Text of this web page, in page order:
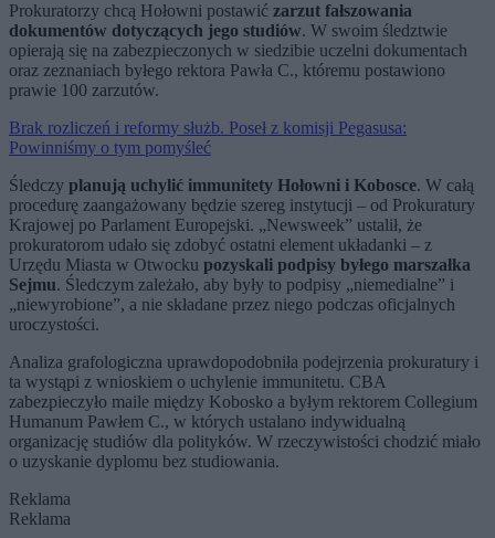
Prokuratorzy chcą Hołowni postawić zarzut fałszowania
dokumentów dotyczących jego studiów. W swoim śledztwie
opierają się na zabezpieczonych w siedzibie uczelni dokumentach
oraz zeznaniach byłego rektora Pawła C., któremu postawiono
prawie 100 zarzutów.
Brak rozliczeń i reformy służb. Poseł z komisji Pegasusa:
Powinniśmy o tym pomyśleć
Śledczy planują uchylić immunitety Hołowni i Kobosce. W całą
procedurę zaangażowany będzie szereg instytucji – od Prokuratury
Krajowej po Parlament Europejski. „Newsweek” ustalił, że
prokuratorom udało się zdobyć ostatni element układanki – z
Urzędu Miasta w Otwocku pozyskali podpisy byłego marszałka
Sejmu. Śledczym zależało, aby były to podpisy „niemedialne” i
„niewyrobione”, a nie składane przez niego podczas oficjalnych
uroczystości.
Analiza grafologiczna uprawdopodobniła podejrzenia prokuratury i
ta wystąpi z wnioskiem o uchylenie immunitetu. CBA
zabezpieczyło maile między Kobosko a byłym rektorem Collegium
Humanum Pawłem C., w których ustalano indywidualną
organizację studiów dla polityków. W rzeczywistości chodzić miało
o uzyskanie dyplomu bez studiowania.
Reklama
Reklama